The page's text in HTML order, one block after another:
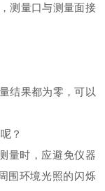
测量口与测量面接
结果都为零，可以
？
时，应避免仪器
围环境光照的闪烁